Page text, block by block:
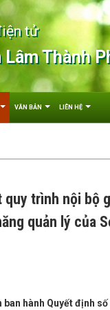
tử
Lâm Thành
VĂN BẢN LIÊN HỆ
trình nội bộ
quản lý của
hành Quyết định